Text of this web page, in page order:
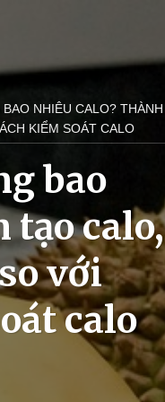
NHIÊU CALO? THÀNH
KIỂM SOÁT CALO
bao
tạo calo,
với
calo